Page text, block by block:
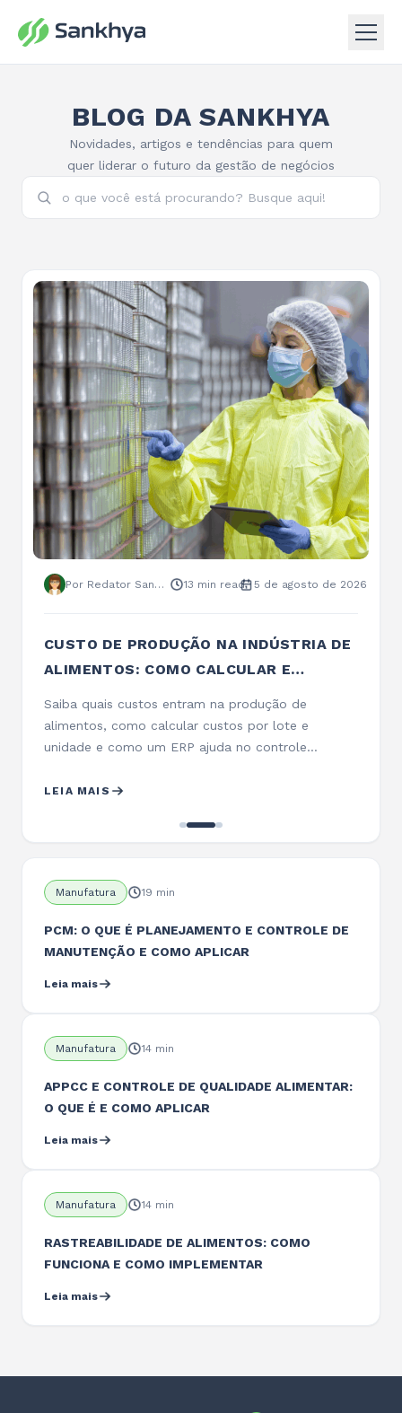
BLOG DA SANKHYA
Novidades, artigos e tendências para quem
quer liderar o futuro da gestão de negócios
Por Redator Sankhya 13 min read 5 de agosto de 2026
CUSTO DE PRODUÇÃO NA INDÚSTRIA DE
ALIMENTOS: COMO CALCULAR E
Saiba quais custos entram na produção de
alimentos, como calcular custos por lote e
unidade e como um ERP ajuda no controle…
LEIA MAIS
Manufatura 19 min
PCM: O QUE É PLANEJAMENTO E CONTROLE DE
MANUTENÇÃO E COMO APLICAR
Leia mais
Manufatura 14 min
APPCC E CONTROLE DE QUALIDADE ALIMENTAR:
O QUE É E COMO APLICAR
Leia mais
Manufatura 14 min
RASTREABILIDADE DE ALIMENTOS: COMO
FUNCIONA E COMO IMPLEMENTAR
Leia mais